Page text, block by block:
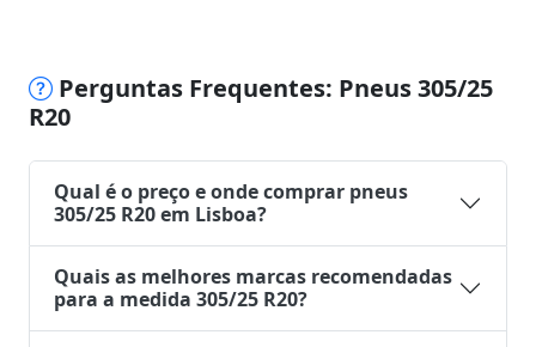
Perguntas Frequentes: Pneus 305/25
R20
Qual é o preço e onde comprar pneus
305/25 R20 em Lisboa?
Quais as melhores marcas recomendadas
para a medida 305/25 R20?